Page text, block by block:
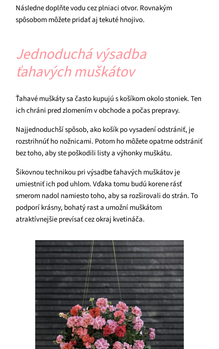
Následne doplňte vodu cez plniaci otvor. Rovnakým
spôsobom môžete pridať aj tekuté hnojivo.
Jednoduchá výsadba
ťahavých muškátov
Ťahavé muškáty sa často kupujú s košíkom okolo stoniek. Ten
ich chráni pred zlomením v obchode a počas prepravy.
Najjednoduchší spôsob, ako košík po vysadení odstrániť, je
rozstrihnúť ho nožnicami. Potom ho môžete opatrne odstrániť
bez toho, aby ste poškodili listy a výhonky muškátu.
Šikovnou technikou pri výsadbe ťahavých muškátov je
umiestniť ich pod uhlom. Vďaka tomu budú korene rásť
smerom nadol namiesto toho, aby sa rozširovali do strán. To
podporí krásny, bohatý rast a umožní muškátom
atraktívnejšie prevísať cez okraj kvetináča.